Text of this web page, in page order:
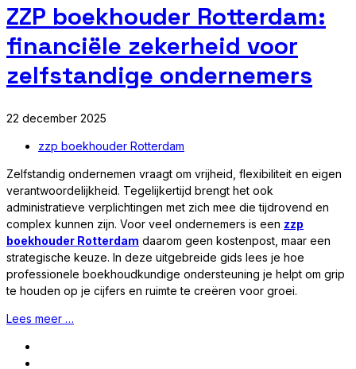
ZZP boekhouder Rotterdam:
financiële zekerheid voor
zelfstandige ondernemers
22 december 2025
zzp boekhouder Rotterdam
Zelfstandig ondernemen vraagt om vrijheid, flexibiliteit en eigen
verantwoordelijkheid. Tegelijkertijd brengt het ook
administratieve verplichtingen met zich mee die tijdrovend en
complex kunnen zijn. Voor veel ondernemers is een zzp
boekhouder Rotterdam daarom geen kostenpost, maar een
strategische keuze. In deze uitgebreide gids lees je hoe
professionele boekhoudkundige ondersteuning je helpt om grip
te houden op je cijfers en ruimte te creëren voor groei.
Lees meer …